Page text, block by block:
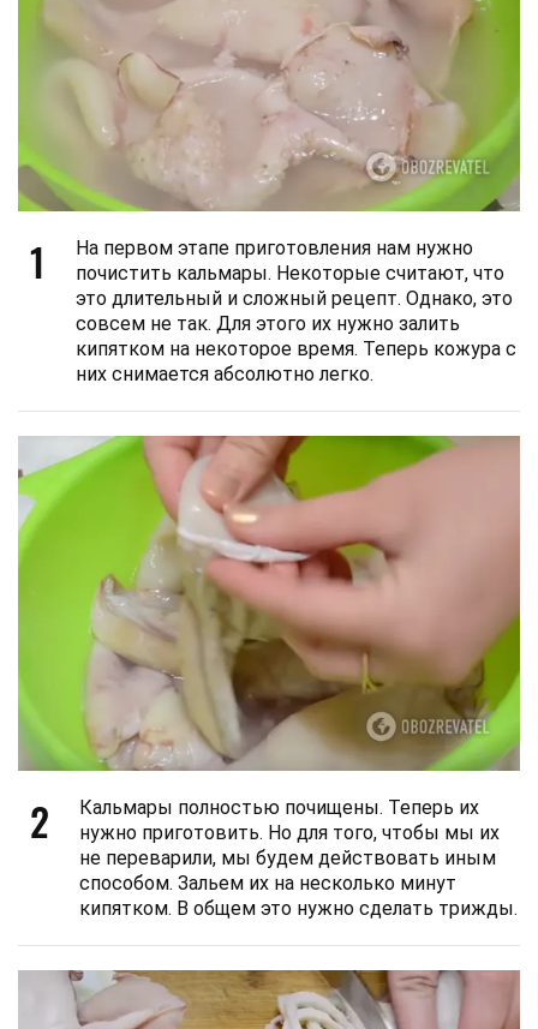
1
На первом этапе приготовления нам нужно
почистить кальмары. Некоторые считают, что
это длительный и сложный рецепт. Однако, это
совсем не так. Для этого их нужно залить
кипятком на некоторое время. Теперь кожура с
них снимается абсолютно легко.
2
Кальмары полностью почищены. Теперь их
нужно приготовить. Но для того, чтобы мы их
не переварили, мы будем действовать иным
способом. Зальем их на несколько минут
кипятком. В общем это нужно сделать трижды.